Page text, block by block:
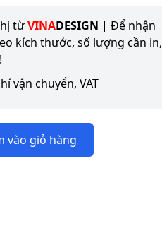
từVINADESIGN | Để nhận
kích thước, số lượng cần in,
vận chuyển, VAT
vào giỏ hàng